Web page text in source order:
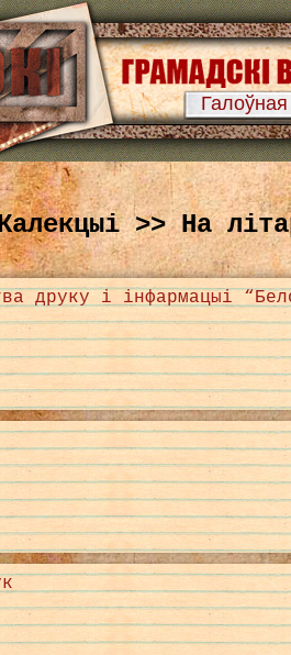
Галоўная
>> На
друку і інфармацыі